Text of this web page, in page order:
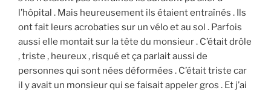
l’hôpital . Mais heureusement ils étaient entraînés . Ils
ont fait leurs acrobaties sur un vélo et au sol . Parfois
aussi elle montait sur la tête du monsieur . C’était drôle
, triste , heureux , risqué et ça parlait aussi de
personnes qui sont nées déformées . C’était triste car
il y avait un monsieur qui se faisait appeler gros . Et j’ai